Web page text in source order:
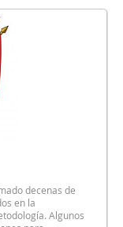
decenas de
en la
Algunos